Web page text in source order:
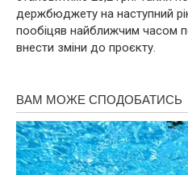
держбюджету на наступний
пообіцяв найближчим часом
внести зміни до проєкту.